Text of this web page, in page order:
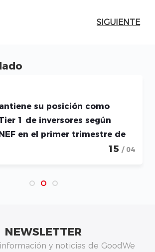
SIGUIENTE
su posición como
1 de inversores según
en el primer trimestre de
15 / 04
NEWSLETTER
y noticias de GoodWe